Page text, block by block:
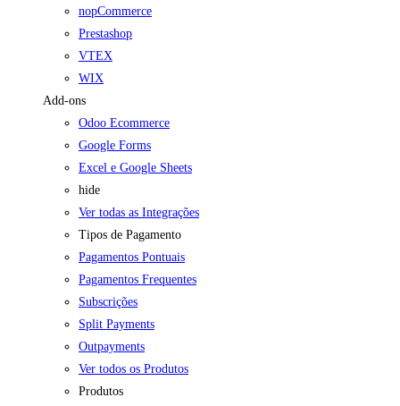
nopCommerce
Prestashop
VTEX
WIX
Add-ons
Odoo Ecommerce
Google Forms
Excel e Google Sheets
hide
Ver todas as Integrações
Tipos de Pagamento
Pagamentos Pontuais
Pagamentos Frequentes
Subscrições
Split Payments
Outpayments
Ver todos os Produtos
Produtos